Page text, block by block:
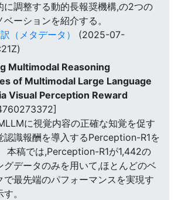
に調整する動的長報奨機構,の2つの
ーションを紹介する。
（メタデータ）
(2025-07-
Multimodal Reasoning
of Multimodal Large Language
Visual Perception Reward
に視覚内容の正確な知覚を促す
認識報酬を導入するPerception-R1を
本稿では,Perception-R1が1,442の
グデータのみを用いて,ほとんどのベ
で最先端のパフォーマンスを実現す
。